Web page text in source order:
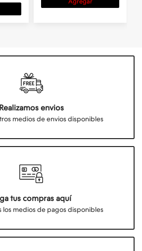
Agregar
Realizamos envios
medios de envios disponibles
tus compras aquí
los medios de pagos disponibles